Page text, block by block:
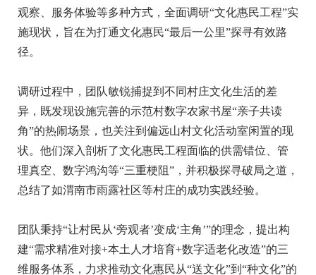
观察、服务体验等多种方式，全面调研“文化惠民工程”实
施现状，旨在为打通文化惠民“最后一公里”探寻有效路
径。
调研过程中，团队敏锐捕捉到不同村庄文化生活的差
异，既发现设施完善的示范村数字农家书屋“亲子共读
角”的热闹场景，也关注到偏远山村文化活动室闲置的现
状。他们深入剖析了文化惠民工程面临的供需错位、管
理真空、数字鸿沟等“三重梗阻”，并积极探寻破局之道，
总结了如渭南市雨露社区等村庄的成功实践经验。
团队秉持“让村民从‘旁观者’变成‘主角’”的理念，提出构
建“需求精准对接+本土人才培育+数字适老化改造”的三
维服务体系，力求推动文化惠民从“送文化”到“种文化”的